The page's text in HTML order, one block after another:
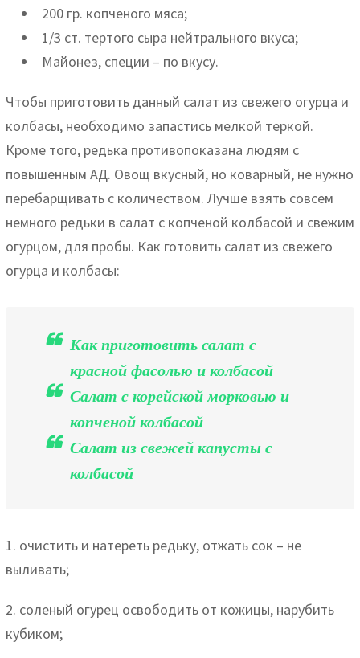
200 гр. копченого мяса;
1/3 ст. тертого сыра нейтрального вкуса;
Майонез, специи – по вкусу.
Чтобы приготовить данный салат из свежего огурца и
колбасы, необходимо запастись мелкой теркой.
Кроме того, редька противопоказана людям с
повышенным АД. Овощ вкусный, но коварный, не нужно
перебарщивать с количеством. Лучше взять совсем
немного редьки в салат с копченой колбасой и свежим
огурцом, для пробы. Как готовить салат из свежего
огурца и колбасы:
Как приготовить салат с
красной фасолью и колбасой
Салат с корейской морковью и
копченой колбасой
Салат из свежей капусты с
колбасой
1. очистить и натереть редьку, отжать сок – не
выливать;
2. соленый огурец освободить от кожицы, нарубить
кубиком;